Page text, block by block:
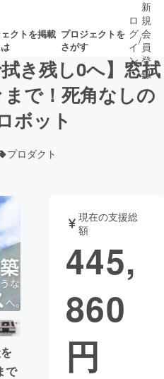
クトを掲載 プロジェクトを
さがす
ロ募集終了が近いプ
ット
書籍・雑誌
チャレンジ
化
ロ
グ
イ
ン
/
新
規
会
員
登
録
き残し0へ】窓拭
で！死角なしの
ボット
プロダクト
で
現在の支援総
額
445,
860
円